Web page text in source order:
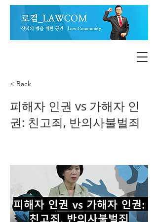
< Back
피해자 인권 vs 가해자 인
권: 친고죄, 반의사불벌죄